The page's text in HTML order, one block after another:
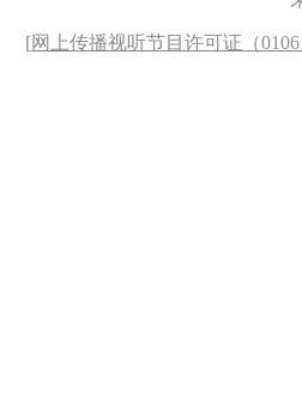
[网上传播视听节目许可证（